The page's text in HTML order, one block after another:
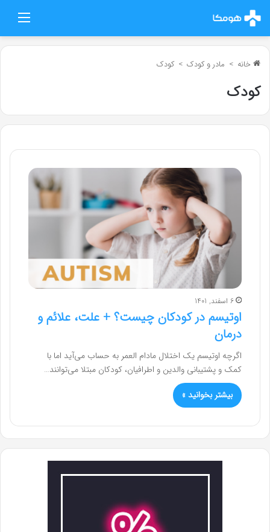
خانه > مادر و کودک > کودک
کودک
6 اسفند, 1401
اوتیسم در کودکان چیست؟ + علت، علائم و
درمان
اگرچه اوتیسم یک اختلال مادام العمر به حساب می‌آید اما با
کمک و پشتیبانی والدین و اطرافیان، کودکان مبتلا می‌توانند…
بیشتر بخوانید »